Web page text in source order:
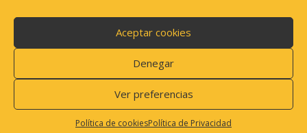
Aceptar cookies
Denegar
Ver preferencias
Política de cookiesPolítica de Privacidad